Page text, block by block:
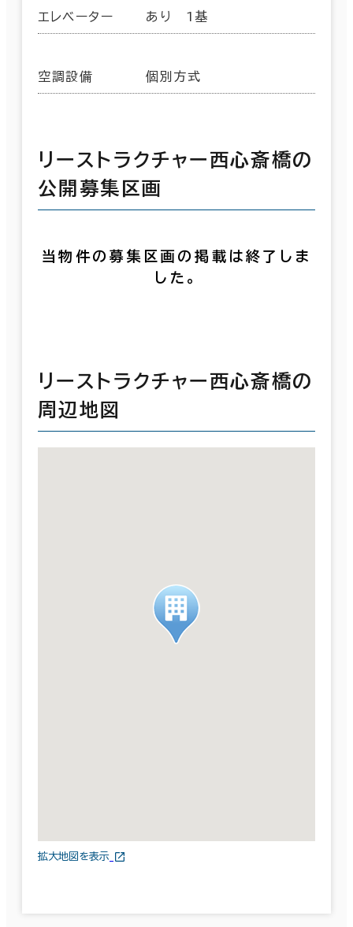
エレベーター あり 1基
空調設備 個別方式
リーストラクチャー西心斎橋の
公開募集区画
当物件の募集区画の掲載は終了しま
した。
リーストラクチャー西心斎橋の
周辺地図
拡大地図を表示